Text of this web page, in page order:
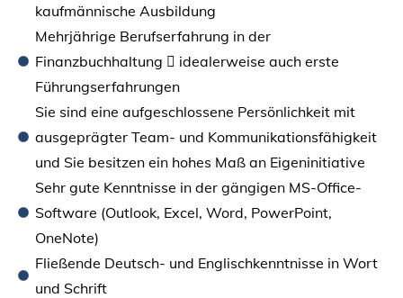
kaufmännische Ausbildung
Mehrjährige Berufserfahrung in der
Finanzbuchhaltung  idealerweise auch erste
Führungserfahrungen
Sie sind eine aufgeschlossene Persönlichkeit mit
ausgeprägter Team- und Kommunikationsfähigkeit
und Sie besitzen ein hohes Maß an Eigeninitiative
Sehr gute Kenntnisse in der gängigen MS-Office-
Software (Outlook, Excel, Word, PowerPoint,
OneNote)
Fließende Deutsch- und Englischkenntnisse in Wort
und Schrift